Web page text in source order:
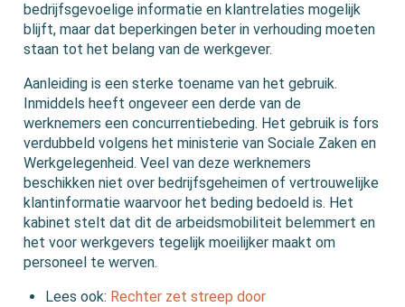
bedrijfsgevoelige informatie en klantrelaties mogelijk
blijft, maar dat beperkingen beter in verhouding moeten
staan tot het belang van de werkgever.
Aanleiding is een sterke toename van het gebruik.
Inmiddels heeft ongeveer een derde van de
werknemers een concurrentiebeding. Het gebruik is fors
verdubbeld volgens het ministerie van Sociale Zaken en
Werkgelegenheid. Veel van deze werknemers
beschikken niet over bedrijfsgeheimen of vertrouwelijke
klantinformatie waarvoor het beding bedoeld is. Het
kabinet stelt dat dit de arbeidsmobiliteit belemmert en
het voor werkgevers tegelijk moeilijker maakt om
personeel te werven.
Lees ook: Rechter zet streep door